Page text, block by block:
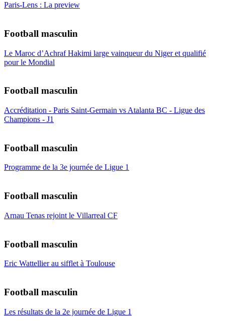
Paris-Lens : La preview
Football masculin
Le Maroc d’Achraf Hakimi large vainqueur du Niger et qualifié
pour le Mondial
Football masculin
Accréditation - Paris Saint-Germain vs Atalanta BC - Ligue des
Champions - J1
Football masculin
Programme de la 3e journée de Ligue 1
Football masculin
Arnau Tenas rejoint le Villarreal CF
Football masculin
Eric Wattellier au sifflet à Toulouse
Football masculin
Les résultats de la 2e journée de Ligue 1